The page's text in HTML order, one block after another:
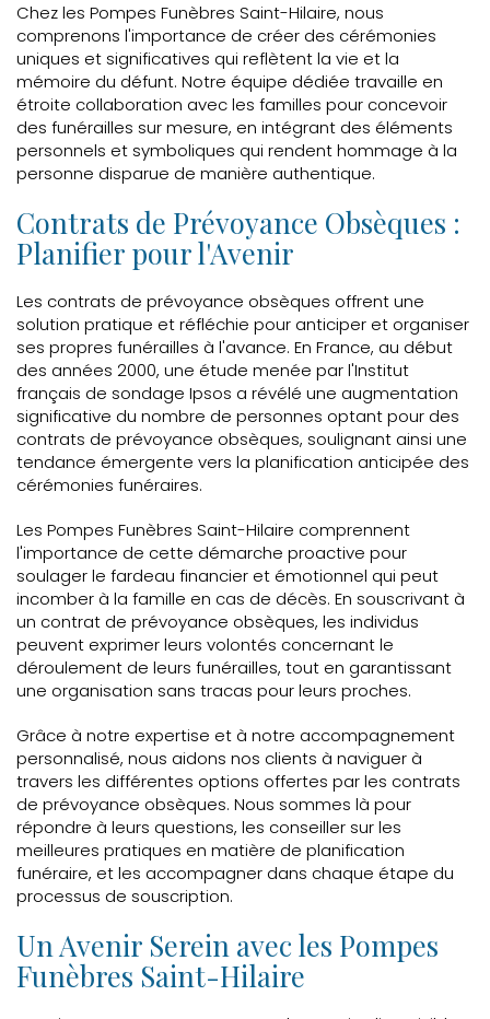
Chez les Pompes Funèbres Saint-Hilaire, nous
comprenons l'importance de créer des cérémonies
uniques et significatives qui reflètent la vie et la
mémoire du défunt. Notre équipe dédiée travaille en
étroite collaboration avec les familles pour concevoir
des funérailles sur mesure, en intégrant des éléments
personnels et symboliques qui rendent hommage à la
personne disparue de manière authentique.
Contrats de Prévoyance Obsèques :
Planifier pour l'Avenir
Les contrats de prévoyance obsèques offrent une
solution pratique et réfléchie pour anticiper et organiser
ses propres funérailles à l'avance. En France, au début
des années 2000, une étude menée par l'Institut
français de sondage Ipsos a révélé une augmentation
significative du nombre de personnes optant pour des
contrats de prévoyance obsèques, soulignant ainsi une
tendance émergente vers la planification anticipée des
cérémonies funéraires.
Les Pompes Funèbres Saint-Hilaire comprennent
l'importance de cette démarche proactive pour
soulager le fardeau financier et émotionnel qui peut
incomber à la famille en cas de décès. En souscrivant à
un contrat de prévoyance obsèques, les individus
peuvent exprimer leurs volontés concernant le
déroulement de leurs funérailles, tout en garantissant
une organisation sans tracas pour leurs proches.
Grâce à notre expertise et à notre accompagnement
personnalisé, nous aidons nos clients à naviguer à
travers les différentes options offertes par les contrats
de prévoyance obsèques. Nous sommes là pour
répondre à leurs questions, les conseiller sur les
meilleures pratiques en matière de planification
funéraire, et les accompagner dans chaque étape du
processus de souscription.
Un Avenir Serein avec les Pompes
Funèbres Saint-Hilaire